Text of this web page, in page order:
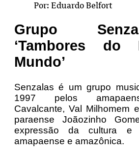
Por: Eduardo Belfort
Grupo
‘Tambores do
Mundo’
Senzalas é um grupo
1997 pelos
Cavalcante, Val Milhomem
paraense Joãozinho
expressão da cultura e
amapaense e amazônica.